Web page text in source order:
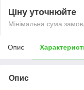
Ціну уточнюйте
Мінімальна сума
Опис
Опис